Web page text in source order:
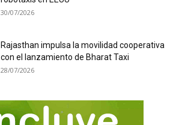
30/07/2026
Rajasthan impulsa la movilidad cooperativa
con el lanzamiento de Bharat Taxi
28/07/2026